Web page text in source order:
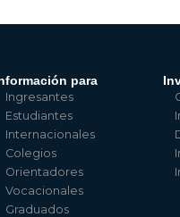
para
Ingresantes
Estudiantes
Internacionales
Colegios
Orientadores
Vocacionales
Graduados